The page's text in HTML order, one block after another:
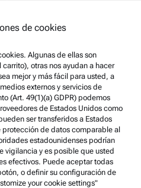
desarrolló el motor EC
el cual se ha utilizado en todos
viscosidades. Permite medir
inferior a la del agua y
rígidos como los
y cualquier material
de cookies
Algunas de ellas son
otras nos ayudan a hacer
mejor y más fácil para usted, a
externos y servicios de
(Art. 49(1)(a) GDPR) podemos
de Estados Unidos como
ser transferidos a Estados
protección de datos comparable al
estadounidenses podrían
vigilancia y es posible que usted
efectivos. Puede aceptar todas
o definir su configuración de
your cookie settings"